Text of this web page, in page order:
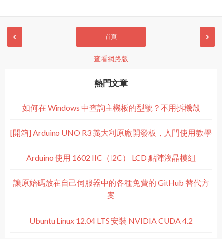
‹ ›
首頁
查看網路版
熱門文章
如何在 Windows 中查詢主機板的型號？不用拆機殼
[開箱] Arduino UNO R3 義大利原廠開發板，入門使用教學
Arduino 使用 1602 IIC（I2C） LCD 點陣液晶模組
讓原始碼放在自己伺服器中的各種免費的 GitHub 替代方
案
Ubuntu Linux 12.04 LTS 安裝 NVIDIA CUDA 4.2